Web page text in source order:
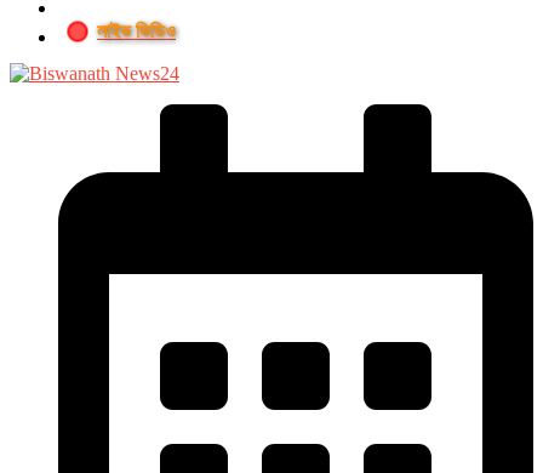
লাইভ ভিডিও